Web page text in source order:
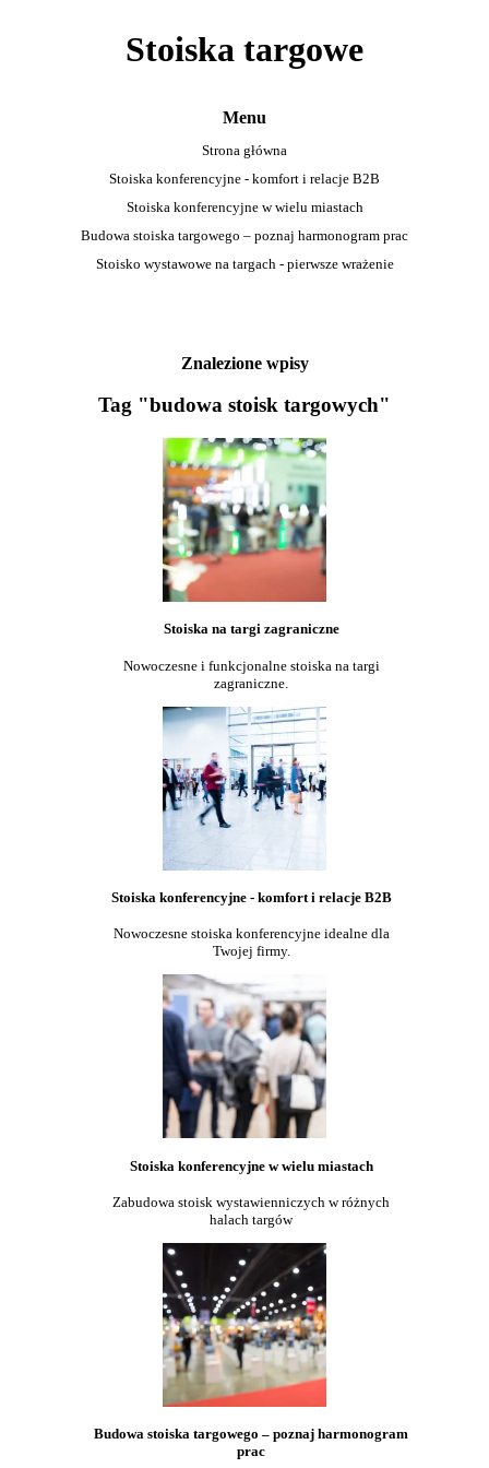
Stoiska targowe
Menu
Strona główna
Stoiska konferencyjne - komfort i relacje B2B
Stoiska konferencyjne w wielu miastach
Budowa stoiska targowego – poznaj harmonogram prac
Stoisko wystawowe na targach - pierwsze wrażenie
Znalezione wpisy
Tag "budowa stoisk targowych"
Stoiska na targi zagraniczne
Nowoczesne i funkcjonalne stoiska na targi
zagraniczne.
Stoiska konferencyjne - komfort i relacje B2B
Nowoczesne stoiska konferencyjne idealne dla
Twojej firmy.
Stoiska konferencyjne w wielu miastach
Zabudowa stoisk wystawienniczych w różnych
halach targów
Budowa stoiska targowego – poznaj harmonogram
prac